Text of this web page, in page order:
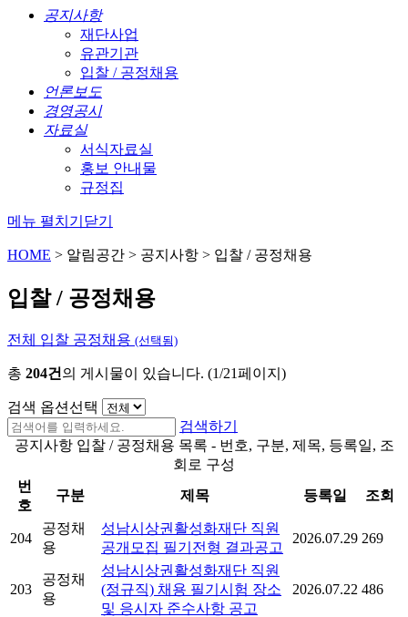
공지사항
재단사업
유관기관
입찰 / 공정채용
언론보도
경영공시
자료실
서식자료실
홍보 안내물
규정집
메뉴 펼치기 닫기
HOME > 알림공간 > 공지사항 > 입찰 / 공정채용
입찰 / 공정채용
전체 입찰 공정채용 (선택됨)
총 204건 의 게시물이 있습니다. (1/21페이지)
검색 옵션선택
검색하기
공지사항 입찰 / 공정채용 목록 - 번호, 구분, 제목, 등록일, 조
회로 구성
번
호
구분 제목 등록일 조회
204
공정채
용
성남시상권활성화재단 직원
공개모집 필기전형 결과공고
2026.07.29 269
203
공정채
용
성남시상권활성화재단 직원
(정규직) 채용 필기시험 장소
및 응시자 준수사항 공고
2026.07.22 486